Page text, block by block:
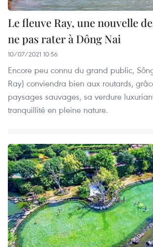
Le fleuve Ray, une nouvelle
ne pas rater à Dông Nai
10/07/2021 10:56
Encore peu connu du grand public,
Ray) conviendra bien aux routards,
paysages sauvages, sa verdure
tranquillité en pleine nature.